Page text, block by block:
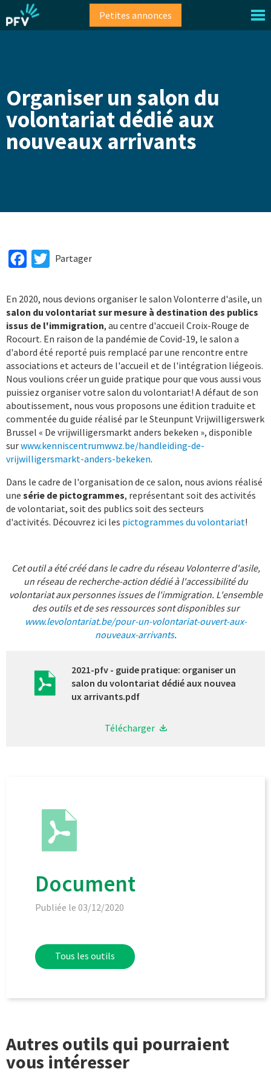
au
contenu
Petites annonces
Organiser un salon du
volontariat dédié aux
nouveaux arrivants
FacebookTwitter
Partager
En 2020, nous devions organiser le salon Volonterre d'asile, un
salon du volontariat sur mesure à destination des publics
issus de l'immigration, au centre d'accueil Croix-Rouge de
Rocourt. En raison de la pandémie de Covid-19, le salon a
d'abord été reporté puis remplacé par une rencontre entre
associations et acteurs de l'accueil et de l'intégration liégeois.
Nous voulions créer un guide pratique pour que vous aussi vous
puissiez organiser votre salon du volontariat! A défaut de son
aboutissement, nous vous proposons une édition traduite et
commentée du guide réalisé par le Steunpunt Vrijwilligerswerk
Brussel « De vrijwilligersmarkt anders bekeken », disponible
surwww.kenniscentrumwwz.be/handleiding-de-
vrijwilligersmarkt-anders-bekeken.
Dans le cadre de l'organisation de ce salon, nous avions réalisé
une série de pictogrammes, représentant soit des activités
de volontariat, soit des publics soit des secteurs
d'activités. Découvrez ici les pictogrammes du volontariat!
Cet outil a été créé dans le cadre du réseau Volonterre d'asile,
un réseau de recherche-action dédié à l'accessibilité du
volontariat aux personnes issues de l'immigration. L'ensemble
des outils et de ses ressources sont disponibles sur
www.levolontariat.be/pour-un-volontariat-ouvert-aux-
nouveaux-arrivants.
2021-pfv - guide pratique: organiser un
salon du volontariat dédié aux nouvea
ux arrivants.pdf
Télécharger
Document
Publiée le 03/12/2020
Tous les outils
Autres outils qui pourraient
vous intéresser